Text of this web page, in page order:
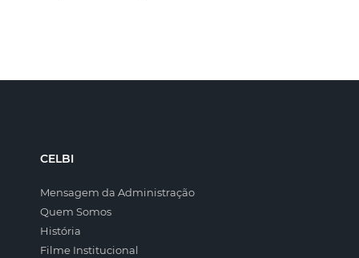
CELBI
Mensagem da Administração
Quem Somos
História
Filme Institucional